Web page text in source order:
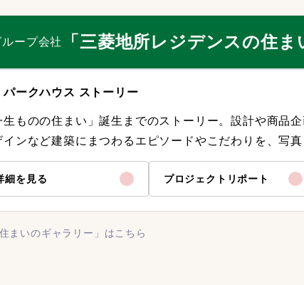
ープ会社 「三菱地所レジデンスの住ま
パークハウス ストーリー
生ものの住まい」誕生までのストーリー。設計や商品企
インなど建築にまつわるエピソードやこだわりを、写真
細を見る プロジェクトリポート
まいのギャラリー」はこちら